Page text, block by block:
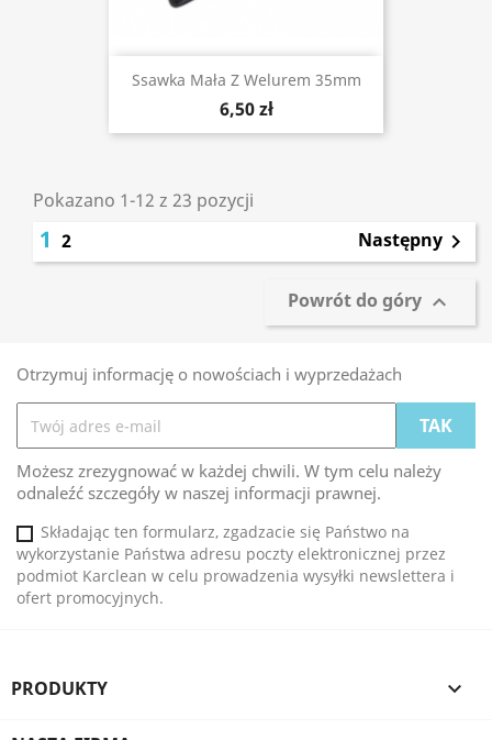
Ssawka Mała Z Welurem 35mm
6,50 zł
Pokazano 1-12 z 23 pozycji
1 2 Następny 
Powrót do góry 
Otrzymuj informację o nowościach i wyprzedażach
Możesz zrezygnować w każdej chwili. W tym celu należy
odnaleźć szczegóły w naszej informacji prawnej.
Składając ten formularz, zgadzacie się Państwo na
wykorzystanie Państwa adresu poczty elektronicznej przez
podmiot Karclean w celu prowadzenia wysyłki newslettera i
ofert promocyjnych.
PRODUKTY 